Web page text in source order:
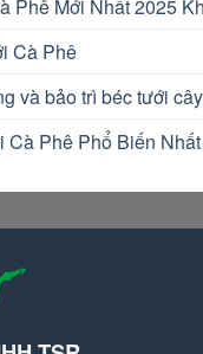
Phê Mới Nhất 2025
Cà Phê
và bảo trì béc tưới
Cà Phê Phổ Biến